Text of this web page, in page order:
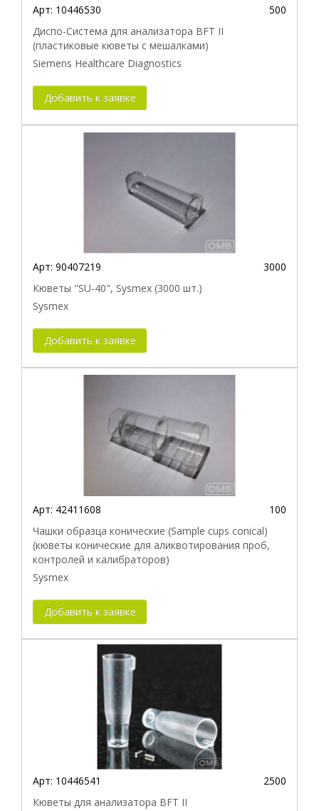
Арт: 10446530
500
Диспо-Система для анализатора BFT II
(пластиковые кюветы с мешалками)
Siemens Healthcare Diagnostics
Добавить к заявке
Арт: 90407219
3000
Кюветы "SU-40", Sysmex (3000 шт.)
Sysmex
Добавить к заявке
Арт: 42411608
100
Чашки образца конические (Sample cups conical)
(кюветы конические для аликвотирования проб,
контролей и калибраторов)
Sysmex
Добавить к заявке
Арт: 10446541
2500
Кюветы для анализатора BFT II